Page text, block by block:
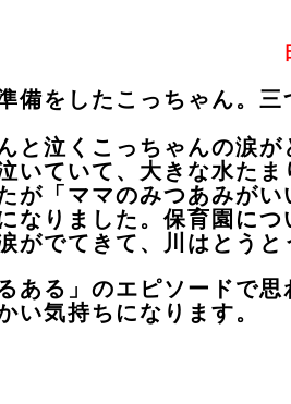
/あのねブッ
備をしたこっちゃん。
と泣くこっちゃんの涙
いていて、大きな水た
が「ママのみつあみが
なりました。保育園に
がでてきて、川はとう
ある」のエピソードで
い気持ちになります。